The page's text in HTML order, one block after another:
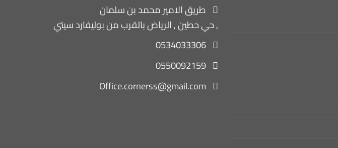
طريق الامير محمد بن سلمان
, حي حطين , الرياض بالقرب من بوليفارد سيتي
0534033306
0550092159
Office.cornerss@gmail.com